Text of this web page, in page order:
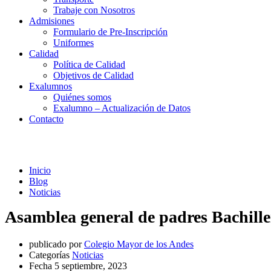
Trabaje con Nosotros
Admisiones
Formulario de Pre-Inscripción
Uniformes
Calidad
Política de Calidad
Objetivos de Calidad
Exalumnos
Quiénes somos
Exalumno – Actualización de Datos
Contacto
Inicio
Blog
Noticias
Asamblea general de padres
publicado por Colegio Mayor de los Andes
Categorías Noticias
Fecha 5 septiembre, 2023